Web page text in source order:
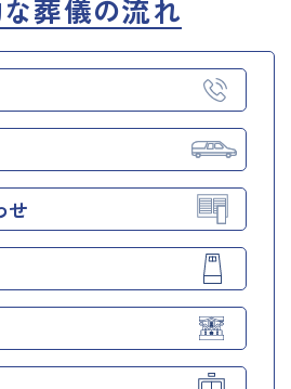
葬儀の流れ
せ